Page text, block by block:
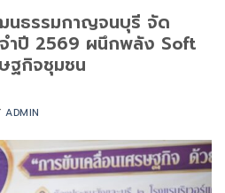
ธรรมกาญจนบุรี จัด
ำปี 2569 ผนึกพลัง Soft
ฐกิจชุมชน
ADMIN